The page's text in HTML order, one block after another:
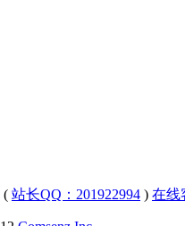
( 站长QQ：201922994 ) 在线